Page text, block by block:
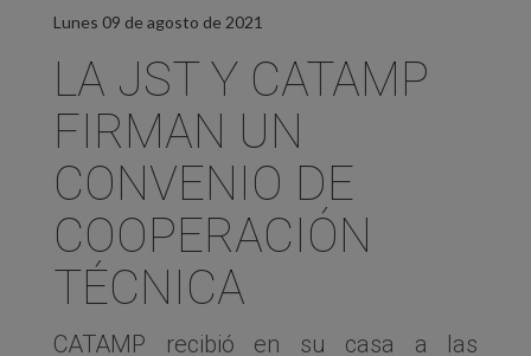
Lunes 09 de agosto de 2021
LA JST Y CATAMP
FIRMAN UN
CONVENIO DE
COOPERACIÓN
TÉCNICA
CATAMP recibió en su casa a las